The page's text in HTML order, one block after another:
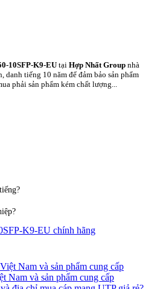
10SFP-K9-EU tại Hợp Nhất Group nhà
tiếng 10 năm để đảm bảo sản phẩm
phải sản phẩm kém chất lượng...
Nam và sản phẩm cung cấp